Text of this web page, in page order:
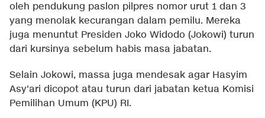
oleh pendukung paslon pilpres nomor urut 1 dan 3
yang menolak kecurangan dalam pemilu. Mereka
juga menuntut Presiden Joko Widodo (Jokowi) turun
dari kursinya sebelum habis masa jabatan.
Selain Jokowi, massa juga mendesak agar Hasyim
Asy'ari dicopot atau turun dari jabatan ketua Komisi
Pemilihan Umum (KPU) RI.